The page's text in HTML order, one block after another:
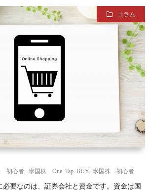
礎
知
識
に
つ
い
て
銘
柄
ラ
ム
サ
イ
ト
マ
ッ
コラム
初心者 米国株 One Tap BUY, 米国株 初心者
要なのは、証券会社と資金です。資金は国